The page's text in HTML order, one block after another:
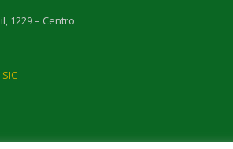
1229 – Centro